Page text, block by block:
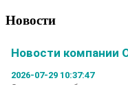
Новости